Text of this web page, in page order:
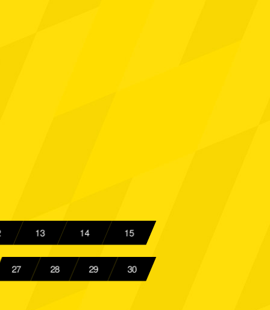
Gast Spielbericht
Spielbericht
13 14 15
27 28 29 30